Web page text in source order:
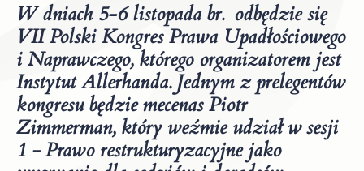
W dniach 5-6 listopada br. odbędzie się
VII Polski Kongres Prawa Upadłościowego
i Naprawczego, którego organizatorem jest
Instytut Allerhanda. Jednym z prelegentów
kongresu będzie mecenas Piotr
Zimmerman, który weźmie udział w sesji
1 - Prawo restrukturyzacyjne jako